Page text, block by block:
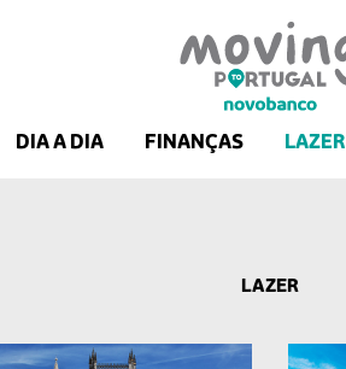
DIA A DIA FINANÇAS LAZER
LAZER